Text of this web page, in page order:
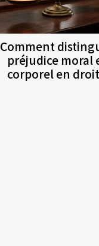
Comment
préjudice moral
corporel en